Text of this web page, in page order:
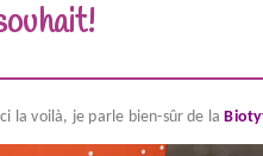
la voilà, je parle bien-sûr de la